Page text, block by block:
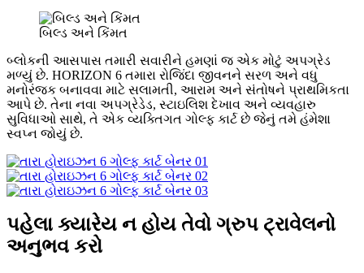
બિલ્ડ અને કિંમત
બ્લોકની આસપાસ તમારી સવારીને હમણાં જ એક મોટું અપગ્રેડ
મળ્યું છે. HORIZON 6 તમારા રોજિંદા જીવનને સરળ અને વધુ
મનોરંજક બનાવવા માટે સલામતી, આરામ અને સંતોષને પ્રાથમિકતા
આપે છે. તેના નવા અપગ્રેડેડ, સ્ટાઇલિશ દેખાવ અને વ્યવહારુ
સુવિધાઓ સાથે, તે એક વ્યક્તિગત ગોલ્ફ કાર્ટ છે જેનું તમે હંમેશા
સ્વપ્ન જોયું છે.
પહેલા ક્યારેય ન હોય તેવો ગ્રુપ ટ્રાવેલનો
અનુભવ કરો